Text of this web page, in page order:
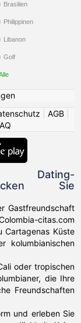
Brasilien
Philippinen
Libanon
Golf
AGB
Dating-
Sie
Gastfreundschaft
citas.com
Cartagenas Küste
kolumbianischen
oder tropischen
die Ihre
Freundschaften
und erleben Sie